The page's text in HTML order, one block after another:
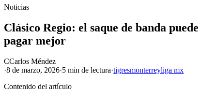
Noticias
Clásico Regio: el saque de banda puede
pagar mejor
CCarlos Méndez
·8 de marzo, 2026·5 min de lectura·tigresmonterreyliga mx
Contenido del artículo